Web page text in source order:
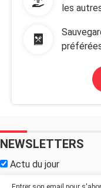
les
NEWSLETTERS
Actu du jour